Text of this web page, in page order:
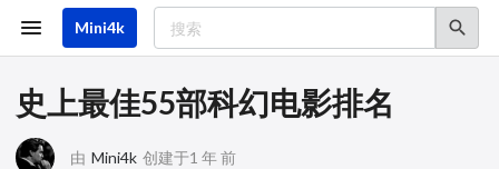
主
Mini4k
史上最佳55部科幻电影排名
由 Mini4k 创建于1 年 前